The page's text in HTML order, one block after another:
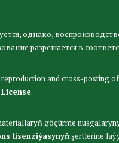
однако,
разрешается в
and cross-posting
.
göçürme
lisenziýasynyňşertlerine